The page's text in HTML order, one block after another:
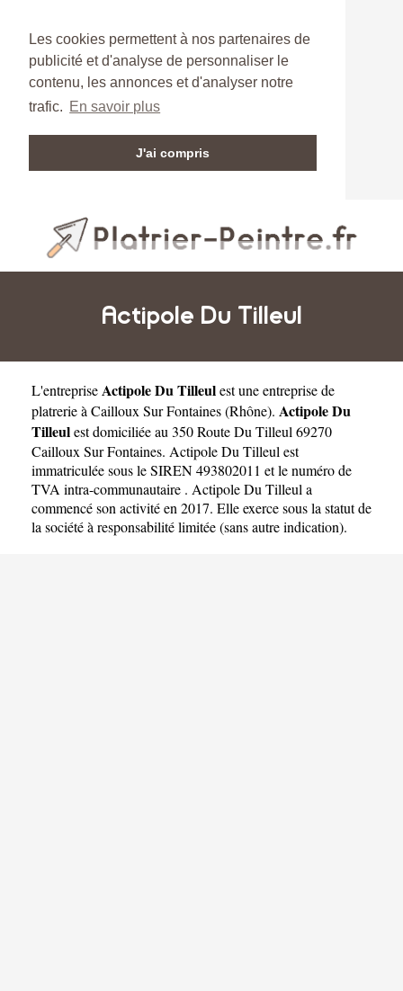
Les cookies permettent à nos partenaires de
publicité et d'analyse de personnaliser le
contenu, les annonces et d'analyser notre
trafic. En savoir plus
J'ai compris
Actipole Du Tilleul
L'entrepriseActipole Du Tilleulest uneentreprise de
platrerie à Cailloux Sur Fontaines(Rhône). Actipole Du
Tilleulest domiciliée au 350 Route Du Tilleul 69270
Cailloux Sur Fontaines. Actipole Du Tilleul est
immatriculée sous le SIREN 493802011 et le numéro de
TVA intra-communautaire . Actipole Du Tilleul a
commencé son activité en 2017. Elle exerce sous la statut de
la société à responsabilité limitée (sans autre indication).